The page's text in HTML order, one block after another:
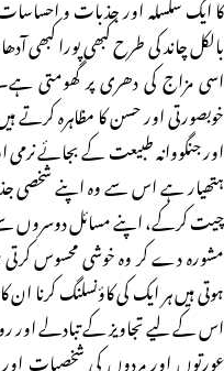
بالکل چاند کی طرح کبھی پورا کبھی
اسی مزاج کی دھری پر
خوبصورتی اور حسن کا مظاہرہ
اور جنگووانہ طبیعت کے بجائے
ہتھیار ہے اس سے وہ اپنے شخصی
چیت کرکے، اپنے مسائل دوسروں
مشورہ دے کر وہ خوشی محسوس کرتی
ہوتی ہیں ہر ایک کی کاؤنسلنگ کرنا
اس کے لیے تجاویز کے تبادلے اور
عورتوں اور مردوں کی شخصیات